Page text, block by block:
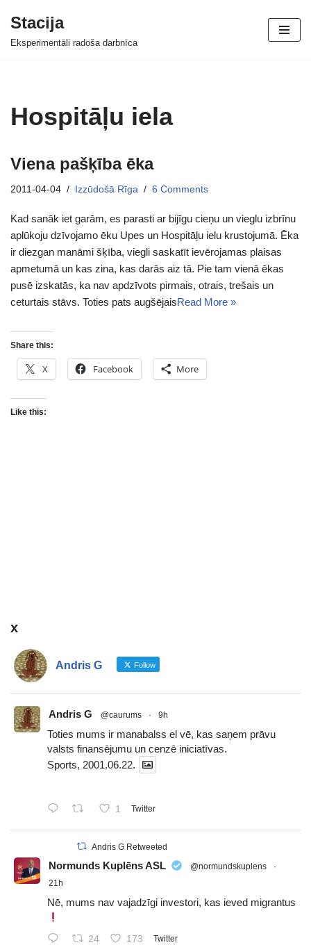
Skip
Stacija
Eksperimentāli radoša darbnīca
Hospitāļu iela
Viena pašķība ēka
2011-04-04 Izzūdošā Rīga 6 Comments
Kad sanāk iet garām, es parasti ar bijīgu cieņu un vieglu izbrīnu
aplūkoju dzīvojamo ēku Upes un Hospitāļu ielu krustojumā. Ēka
ir diezgan manāmi šķība, viegli saskatīt ievērojamas plaisas
apmetumā un kas zina, kas darās aiz tā. Pie tam vienā ēkas
pusē izskatās, ka nav apdzīvots pirmais, otrais, trešais un
ceturtais stāvs. Toties pats augšējaisRead More »
Share this:
X Facebook More
Like this:
x
Andris G Follow
Andris G @caurums · 9h
Toties mums ir manabalss el vē, kas saņem prāvu
valsts finansējumu un cenzē iniciatīvas.
Sports, 2001.06.22.
1 Twitter
Andris G Retweeted
Normunds Kuplēns ASL @normundskuplens
·
21h
Nē, mums nav vajadzīgi investori, kas ieved migrantus
24 173 Twitter